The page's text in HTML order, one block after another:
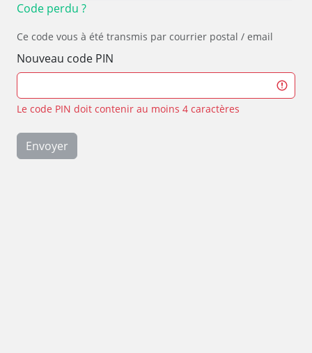
Code perdu ?
Ce code vous à été transmis par courrier postal / email
Nouveau code PIN
Le code PIN doit contenir au moins 4 caractères
Envoyer